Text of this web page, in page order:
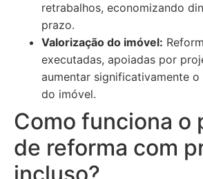
retrabalhos, economizando
prazo.
Valorização do imóvel:
executadas, apoiadas por
aumentar significativamente
do imóvel.
Como funciona o
de reforma com